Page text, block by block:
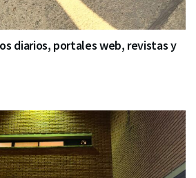
diarios, portales web, revistas y